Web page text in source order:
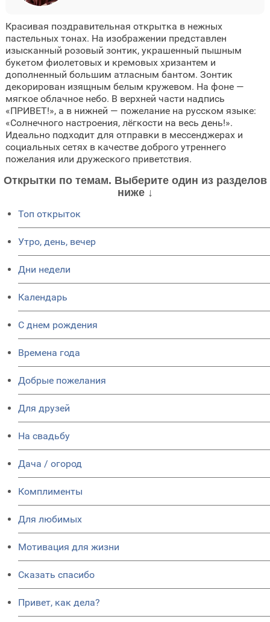
Красивая поздравительная открытка в нежных
пастельных тонах. На изображении представлен
изысканный розовый зонтик, украшенный пышным
букетом фиолетовых и кремовых хризантем и
дополненный большим атласным бантом. Зонтик
декорирован изящным белым кружевом. На фоне —
мягкое облачное небо. В верхней части надпись
«ПРИВЕТ!», а в нижней — пожелание на русском языке:
«Солнечного настроения, лёгкости на весь день!».
Идеально подходит для отправки в мессенджерах и
социальных сетях в качестве доброго утреннего
пожелания или дружеского приветствия.
Открытки по темам. Выберите один из разделов
ниже ↓
Топ открыток
Утро, день, вечер
Дни недели
Календарь
C днем рождения
Времена года
Добрые пожелания
Для друзей
На свадьбу
Дача / огород
Комплименты
Для любимых
Мотивация для жизни
Сказать спасибо
Привет, как дела?